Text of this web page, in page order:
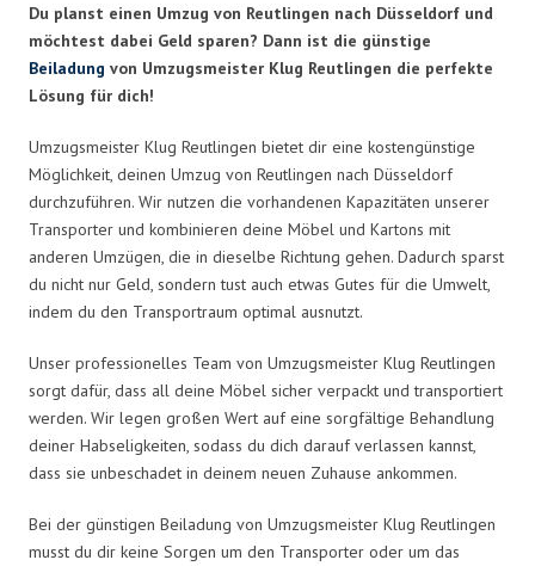
Du planst einen Umzug von Reutlingen nach Düsseldorf und
möchtest dabei Geld sparen? Dann ist die günstige
Beiladung von Umzugsmeister Klug Reutlingen die perfekte
Lösung für dich!
Umzugsmeister Klug Reutlingen bietet dir eine kostengünstige
Möglichkeit, deinen Umzug von Reutlingen nach Düsseldorf
durchzuführen. Wir nutzen die vorhandenen Kapazitäten unserer
Transporter und kombinieren deine Möbel und Kartons mit
anderen Umzügen, die in dieselbe Richtung gehen. Dadurch sparst
du nicht nur Geld, sondern tust auch etwas Gutes für die Umwelt,
indem du den Transportraum optimal ausnutzt.
Unser professionelles Team von Umzugsmeister Klug Reutlingen
sorgt dafür, dass all deine Möbel sicher verpackt und transportiert
werden. Wir legen großen Wert auf eine sorgfältige Behandlung
deiner Habseligkeiten, sodass du dich darauf verlassen kannst,
dass sie unbeschadet in deinem neuen Zuhause ankommen.
Bei der günstigen Beiladung von Umzugsmeister Klug Reutlingen
musst du dir keine Sorgen um den Transporter oder um das